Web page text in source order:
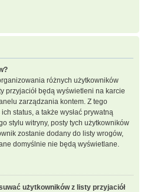
różnych użytkowników
przyjaciół będą wyświetleni na karcie
zarządzania kontem. Z tego
status, a także wysłać prywatną
stylu witryny, posty tych użytkowników
zostanie dodany do listy wrogów,
domyślnie nie będą wyświetlane.
użytkowników z listy przyjaciół